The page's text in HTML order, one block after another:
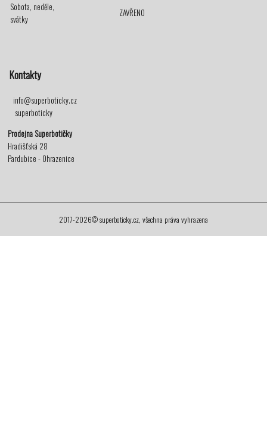
Sobota, neděle,
svátky
ZAVŘENO
Kontakty
info@superboticky.cz
superboticky
Prodejna Superbotičky
Hradišťská 28
Pardubice - Ohrazenice
2017-2026© superboticky.cz, všechna práva vyhrazena